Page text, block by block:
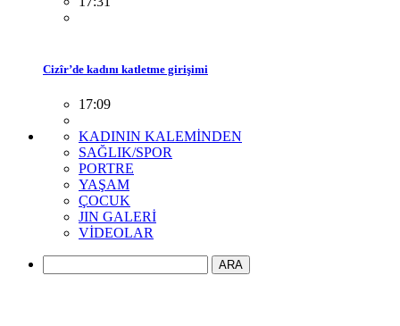
Cizîr’de kadını katletme girişimi
17:09
KADININ KALEMİNDEN
SAĞLIK/SPOR
PORTRE
YAŞAM
ÇOCUK
JIN GALERİ
VİDEOLAR
ARA